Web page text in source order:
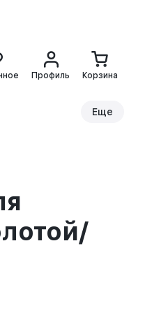
Профиль Корзина
Еще